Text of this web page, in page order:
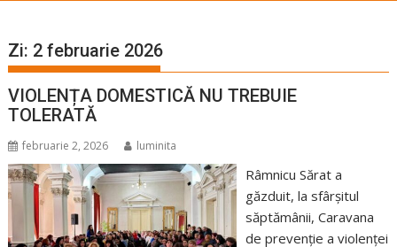
Zi: 2 februarie 2026
VIOLENȚA DOMESTICĂ NU TREBUIE
TOLERATĂ
februarie 2, 2026 luminita
Râmnicu Sărat a
găzduit, la sfârșitul
săptămânii, Caravana
de prevenție a violenței